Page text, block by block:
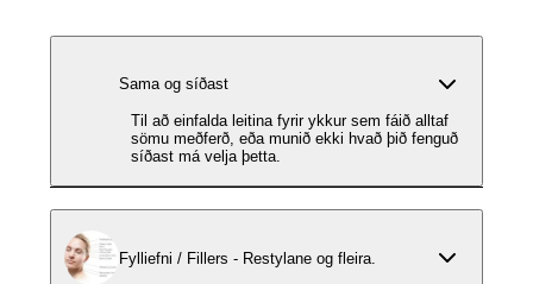
Sama og síðast
Til að einfalda leitina fyrir ykkur sem fáið alltaf
sömu meðferð, eða munið ekki hvað þið fenguð
síðast má velja þetta.
Fylliefni / Fillers - Restylane og fleira.